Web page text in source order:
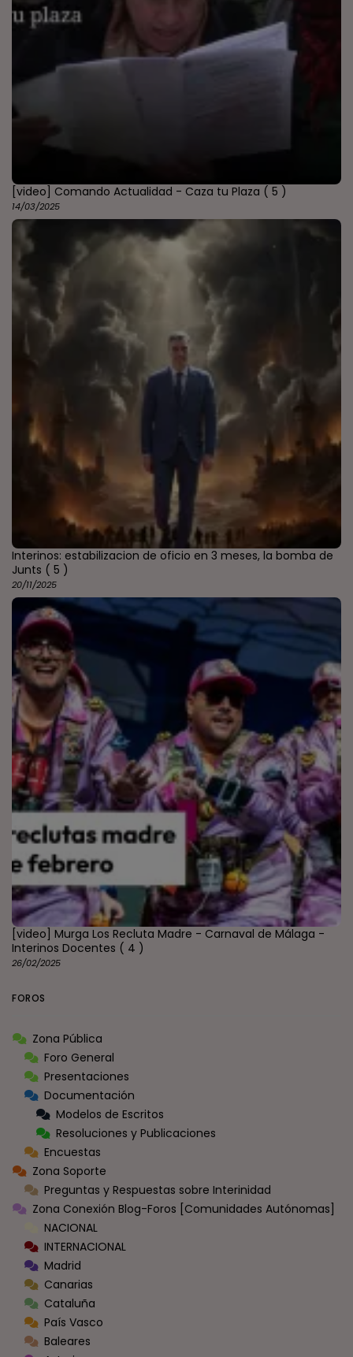
[video] Comando Actualidad - Caza tu Plaza ( 5 )
14/03/2025
Interinos: estabilizacion de oficio en 3 meses, la bomba de
Junts ( 5 )
20/11/2025
[video] Murga Los Recluta Madre - Carnaval de Málaga -
Interinos Docentes ( 4 )
26/02/2025
FOROS
Zona Pública
Foro General
Presentaciones
Documentación
Modelos de Escritos
Resoluciones y Publicaciones
Encuestas
Zona Soporte
Preguntas y Respuestas sobre Interinidad
Zona Conexión Blog-Foros [Comunidades Autónomas]
NACIONAL
INTERNACIONAL
Madrid
Canarias
Cataluña
País Vasco
Baleares